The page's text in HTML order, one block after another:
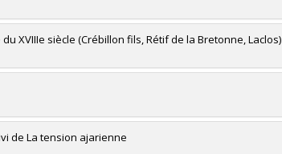
XVIIIe siècle (Crébillon fils, Rétif de la Bretonne, Laclos)
de La tension ajarienne